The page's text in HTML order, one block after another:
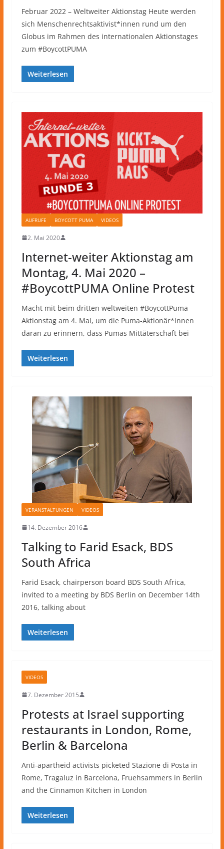
Februar 2022 – Weltweiter Aktionstag Heute werden
sich Menschenrechtsaktivist*innen rund um den
Globus im Rahmen des internationalen Aktionstages
zum #BoycottPUMA
Weiterlesen
AUFRUFE BOYCOTT PUMA VIDEOS
2. Mai 2020
Internet-weiter Aktionstag am
Montag, 4. Mai 2020 –
#BoycottPUMA Online Protest
Macht mit beim dritten weltweiten #BoycottPuma
Aktionstag am 4. Mai, um die Puma-Aktionär*innen
daran zu erinnern, dass Pumas Mittäterschaft bei
Weiterlesen
VERANSTALTUNGEN VIDEOS
14. Dezember 2016
Talking to Farid Esack, BDS
South Africa
Farid Esack, chairperson board BDS South Africa,
invited to a meeting by BDS Berlin on December 14th
2016, talking about
Weiterlesen
VIDEOS
7. Dezember 2015
Protests at Israel supporting
restaurants in London, Rome,
Berlin & Barcelona
Anti-apartheid activists picketed Stazione di Posta in
Rome, Tragaluz in Barcelona, Fruehsammers in Berlin
and the Cinnamon Kitchen in London
Weiterlesen